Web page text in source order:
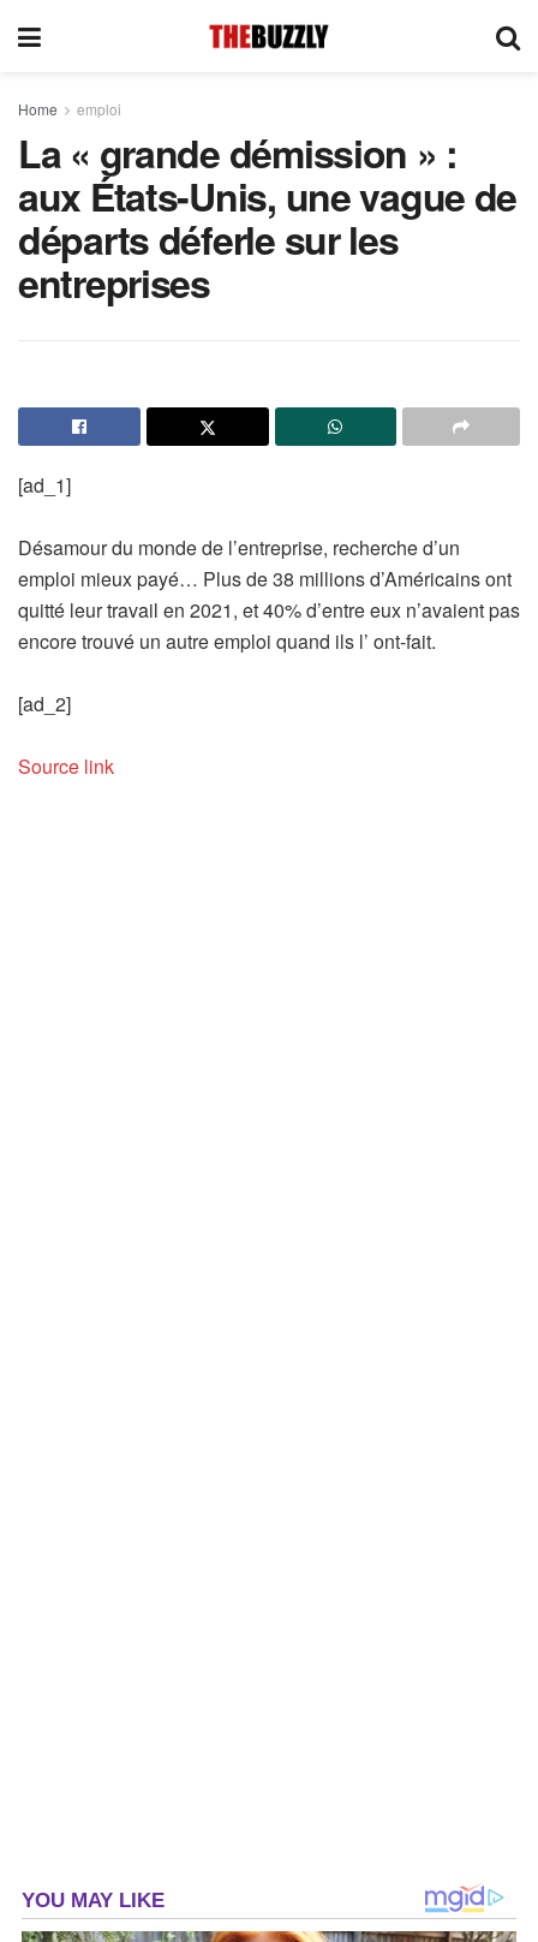
Home emploi
La « grande démission » :
aux États-Unis, une vague de
départs déferle sur les
entreprises
[ad_1]
Désamour du monde de l’entreprise, recherche d’un
emploi mieux payé… Plus de 38 millions d’Américains ont
quitté leur travail en 2021, et 40% d’entre eux n’avaient pas
encore trouvé un autre emploi quand ils l’ ont-fait.
[ad_2]
Source link